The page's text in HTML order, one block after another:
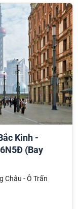
Kinh -
(Bay
Châu - Ô Trấn